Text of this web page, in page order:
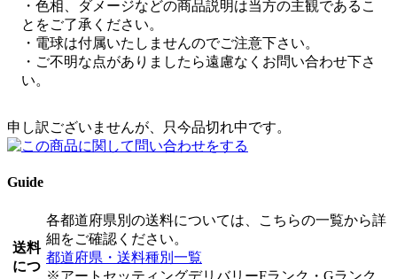
・色相、ダメージなどの商品説明は当方の主観であるこ
とをご了承ください。
・電球は付属いたしませんのでご注意下さい。
・ご不明な点がありましたら遠慮なくお問い合わせ下さ
い。
申し訳ございませんが、只今品切れ中です。
Guide
送料
につ
各都道府県別の送料については、こちらの一覧から詳
細をご確認ください。
都道府県・送料種別一覧